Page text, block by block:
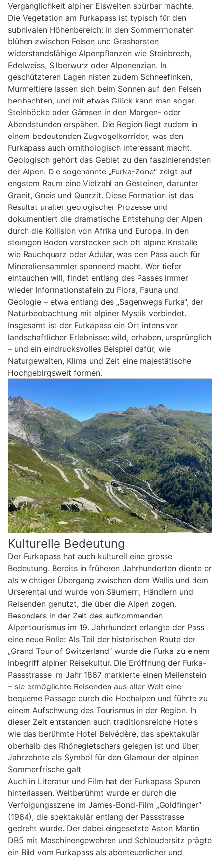
Vergänglichkeit alpiner Eiswelten spürbar machte.
Die Vegetation am Furkapass ist typisch für den
subnivalen Höhenbereich: In den Sommermonaten
blühen zwischen Felsen und Grashorsten
widerstandsfähige Alpenpflanzen wie Steinbrech,
Edelweiss, Silberwurz oder Alpenenzian. In
geschützteren Lagen nisten zudem Schneefinken,
Murmeltiere lassen sich beim Sonnen auf den Felsen
beobachten, und mit etwas Glück kann man sogar
Steinböcke oder Gämsen in den Morgen- oder
Abendstunden erspähen. Die Region liegt zudem in
einem bedeutenden Zugvogelkorridor, was den
Furkapass auch ornithologisch interessant macht.
Geologisch gehört das Gebiet zu den faszinierendsten
der Alpen: Die sogenannte „Furka-Zone“ zeigt auf
engstem Raum eine Vielzahl an Gesteinen, darunter
Granit, Gneis und Quarzit. Diese Formation ist das
Resultat uralter geologischer Prozesse und
dokumentiert die dramatische Entstehung der Alpen
durch die Kollision von Afrika und Europa. In den
steinigen Böden verstecken sich oft alpine Kristalle
wie Rauchquarz oder Adular, was den Pass auch für
Mineraliensammler spannend macht. Wer tiefer
eintauchen will, findet entlang des Passes immer
wieder Informationstafeln zu Flora, Fauna und
Geologie – etwa entlang des „Sagenwegs Furka“, der
Naturbeobachtung mit alpiner Mystik verbindet.
Insgesamt ist der Furkapass ein Ort intensiver
landschaftlicher Erlebnisse: wild, erhaben, ursprünglich
– und ein eindrucksvolles Beispiel dafür, wie
Naturgewalten, Klima und Zeit eine majestätische
Hochgebirgswelt formen.
Kulturelle Bedeutung
Der Furkapass hat auch kulturell eine grosse
Bedeutung. Bereits in früheren Jahrhunderten diente er
als wichtiger Übergang zwischen dem Wallis und dem
Urserental und wurde von Säumern, Händlern und
Reisenden genutzt, die über die Alpen zogen.
Besonders in der Zeit des aufkommenden
Alpentourismus im 19. Jahrhundert erlangte der Pass
eine neue Rolle: Als Teil der historischen Route der
„Grand Tour of Switzerland“ wurde die Furka zu einem
Inbegriff alpiner Reisekultur. Die Eröffnung der Furka-
Passstrasse im Jahr 1867 markierte einen Meilenstein
– sie ermöglichte Reisenden aus aller Welt eine
bequeme Passage durch die Hochalpen und führte zu
einem Aufschwung des Tourismus in der Region. In
dieser Zeit entstanden auch traditionsreiche Hotels
wie das berühmte Hotel Belvédère, das spektakulär
oberhalb des Rhônegletschers gelegen ist und über
Jahrzehnte als Symbol für den Glamour der alpinen
Sommerfrische galt.
Auch in Literatur und Film hat der Furkapass Spuren
hinterlassen. Weltberühmt wurde er durch die
Verfolgungsszene im James-Bond-Film „Goldfinger“
(1964), die spektakulär entlang der Passstrasse
gedreht wurde. Der dabei eingesetzte Aston Martin
DB5 mit Maschinengewehren und Schleudersitz prägte
ein Bild vom Furkapass als abenteuerlicher und